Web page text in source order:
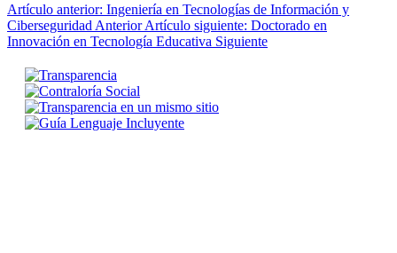
Artículo anterior: Ingeniería en Tecnologías de Información y
Ciberseguridad Anterior Artículo siguiente: Doctorado en
Innovación en Tecnología Educativa Siguiente